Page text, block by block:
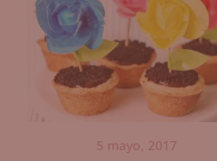
5 mayo, 2017